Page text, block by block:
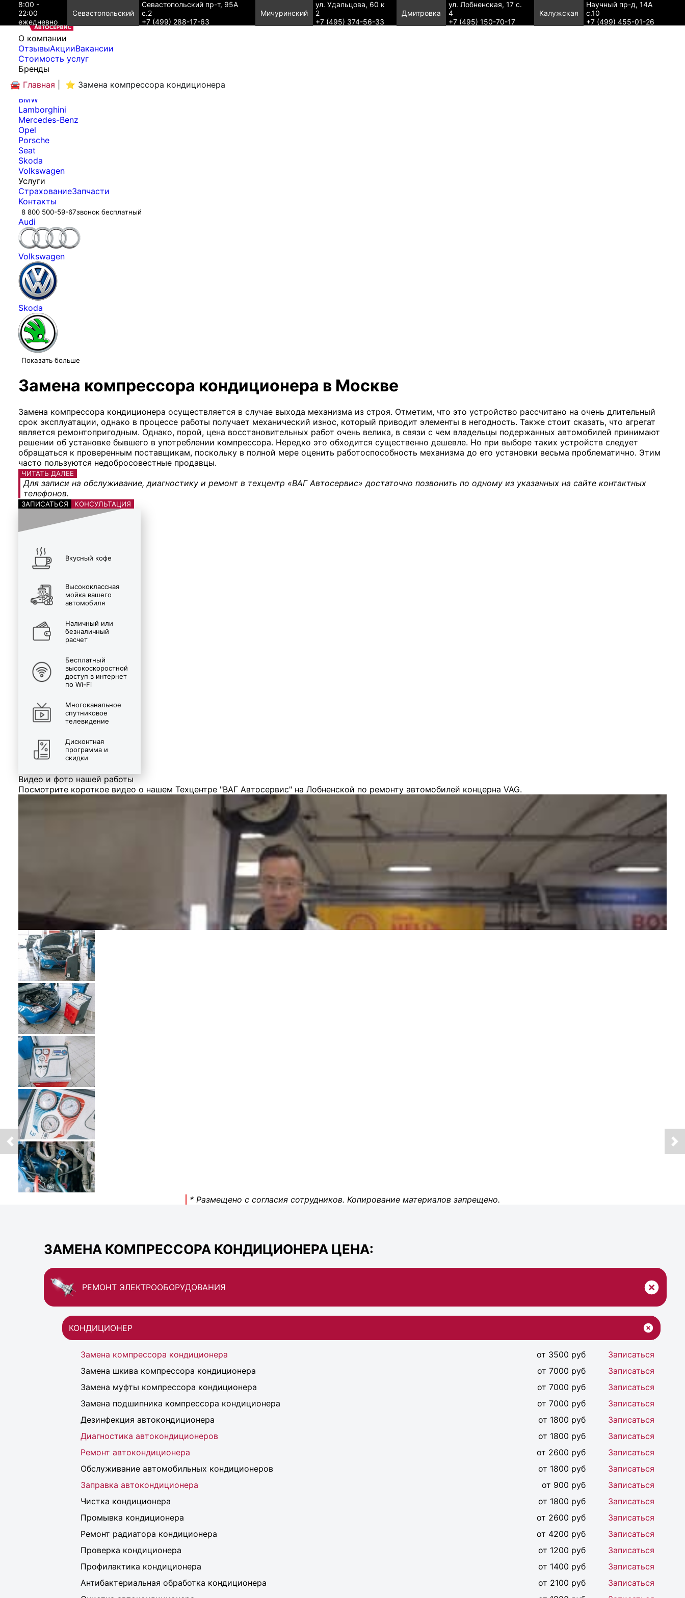
8:00 -
22:00
ежедневно
Севастопольский
Севастопольский пр-т, 95А
с.2
+7 (499) 288-17-63
Мичуринский
ул. Удальцова, 60 к
2
+7 (495) 374-56-33
Дмитровка
ул. Лобненская, 17 с.
4
+7 (495) 150-70-17
Калужская
Научный пр-д, 14А
с.10
+7 (499) 455-01-26
O компании
ОтзывыАкцииВакансии
Cтоимость услуг
Бренды
Audi
Bentley
BMW
Lamborghini
Mercedes-Benz
Opel
Porsche
Seat
Skoda
Volkswagen
Услуги
СтрахованиеЗапчасти
Контакты
8 800 500-59-67звонок бесплатный
🚘 Главная ⭐ Замена компрессора кондиционера
Audi
Volkswagen
Skoda
Показать больше
Замена компрессора кондиционера в Москве
Замена компрессора кондиционера осуществляется в случае выхода механизма из строя. Отметим, что это устройство рассчитано на очень длительный
срок эксплуатации, однако в процессе работы получает механический износ, который приводит элементы в негодность. Также стоит сказать, что агрегат
является ремонтопригодным. Однако, порой, цена восстановительных работ очень велика, в связи с чем владельцы подержанных автомобилей принимают
решении об установке бывшего в употреблении компрессора. Нередко это обходится существенно дешевле. Но при выборе таких устройств следует
обращаться к проверенным поставщикам, поскольку в полной мере оценить работоспособность механизма до его установки весьма проблематично. Этим
часто пользуются недобросовестные продавцы.
ЧИТАТЬ ДАЛЕЕ
Для записи на обслуживание, диагностику и ремонт в техцентр «ВАГ Автосервис» достаточно позвонить по одному из указанных на сайте контактных
телефонов.
ЗАПИСАТЬСЯ КОНСУЛЬТАЦИЯ
Вкусный кофе
Высококлассная
мойка вашего
автомобиля
Наличный или
безналичный
расчет
Бесплатный
высокоскоростной
доступ в интернет
по Wi-Fi
Многоканальное
спутниковое
телевидение
Дисконтная
программа и
скидки
Видео и фото нашей работы
Посмотрите короткое видео о нашем Техцентре "ВАГ Автосервис" на Лобненской по ремонту автомобилей концерна VAG.
* Размещено с согласия сотрудников. Копирование материалов запрещено.
ЗАМЕНА КОМПРЕССОРА КОНДИЦИОНЕРА ЦЕНА:
РЕМОНТ ЭЛЕКТРООБОРУДОВАНИЯ
КОНДИЦИОНЕР
Замена компрессора кондиционера от 3500 руб
Записаться
Замена шкива компрессора кондиционера
от 7000 руб
Записаться
Замена муфты компрессора кондиционера
от 7000 руб
Записаться
Замена подшипника компрессора кондиционера
от 7000 руб
Записаться
Дезинфекция автокондиционера
от 1800 руб
Записаться
Диагностика автокондиционеров
от 1800 руб
Записаться
Ремонт автокондиционера
от 2600 руб
Записаться
Обслуживание автомобильных кондиционеров
от 1800 руб
Записаться
Заправка автокондиционера
от 900 руб
Записаться
Чистка кондиционера
от 1800 руб
Записаться
Промывка кондиционера
от 2600 руб
Записаться
Ремонт радиатора кондиционера
от 4200 руб
Записаться
Проверка кондиционера
от 1200 руб
Записаться
Профилактика кондиционера
от 1400 руб
Записаться
Антибактериальная обработка кондиционера
от 2100 руб
Записаться